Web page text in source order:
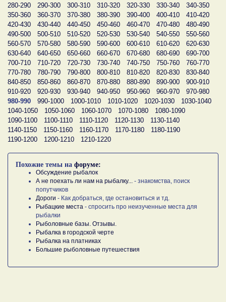
280-290
290-300 300-310 310-320 320-330 330-340
340-350
350-360
360-370 370-380 380-390 390-400 400-410
410-420
420-430
430-440 440-450 450-460 460-470 470-480
480-490
490-500
500-510 510-520 520-530 530-540 540-550
550-560
560-570
570-580 580-590 590-600 600-610 610-620
620-630
630-640
640-650 650-660 660-670 670-680 680-690
690-700
700-710
710-720 720-730 730-740 740-750 750-760
760-770
770-780
780-790 790-800 800-810 810-820 820-830
830-840
840-850
850-860 860-870 870-880 880-890 890-900
900-910
910-920
920-930 930-940 940-950 950-960 960-970
970-980
980-990
990-1000 1000-1010 1010-1020 1020-1030
1030-1040
1040-1050
1050-1060 1060-1070 1070-1080
1080-1090
1090-1100
1100-1110 1110-1120 1120-1130
1130-1140
1140-1150
1150-1160 1160-1170 1170-1180
1180-1190
1190-1200
1200-1210 1210-1220
Похожие темы на форуме:
Обсуждение рыбалок
А не поехать ли нам на рыбалку...
- знакомства, поиск
попутчиков
Дороги - Как добраться, где остановиться и тд.
Рыбацкие места - спросить про неизученные места для
рыбалки
Рыболовные базы. Отзывы.
Рыбалка в городской черте
Рыбалка на платниках
Большие рыболовные путешествия